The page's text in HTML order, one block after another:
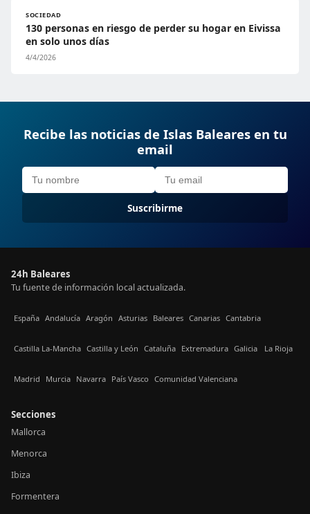
SOCIEDAD
130 personas en riesgo de perder su hogar en Eivissa
en solo unos días
4/4/2026
Recibe las noticias de Islas Baleares en tu
email
Suscribirme
24h Baleares
Tu fuente de información local actualizada.
España Andalucía Aragón Asturias Baleares Canarias Cantabria
Castilla La-Mancha Castilla y León Cataluña Extremadura Galicia La Rioja
Madrid Murcia Navarra País Vasco Comunidad Valenciana
Secciones
Mallorca
Menorca
Ibiza
Formentera